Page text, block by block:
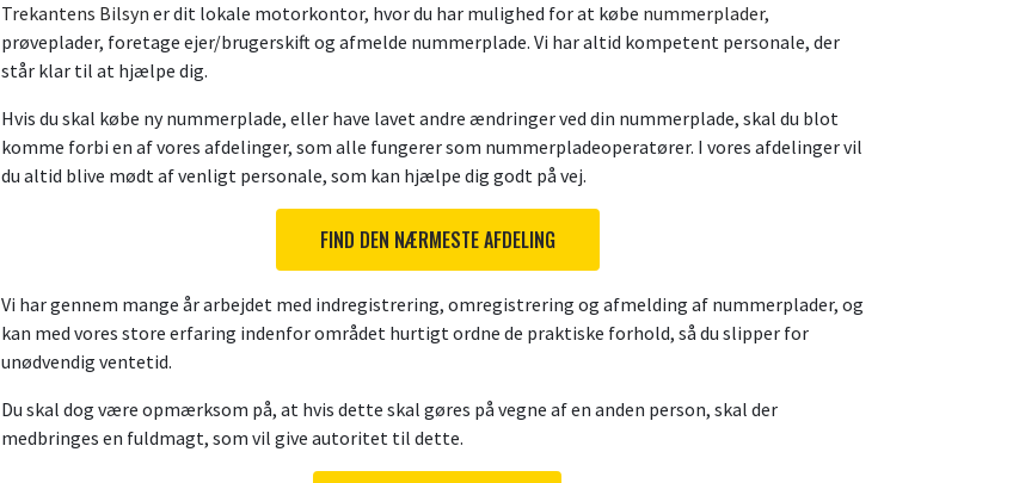
Trekantens Bilsyn er dit lokale motorkontor, hvor du har mulighed for at købe nummerplader,
prøveplader, foretage ejer/brugerskift og afmelde nummerplade. Vi har altid kompetent personale, der
står klar til at hjælpe dig.
Hvis du skal købe ny nummerplade, eller have lavet andre ændringer ved din nummerplade, skal du blot
komme forbi en af vores afdelinger, som alle fungerer som nummerpladeoperatører. I vores afdelinger vil
du altid blive mødt af venligt personale, som kan hjælpe dig godt på vej.
FIND DEN NÆRMESTE AFDELING
Vi har gennem mange år arbejdet med indregistrering, omregistrering og afmelding af nummerplader, og
kan med vores store erfaring indenfor området hurtigt ordne de praktiske forhold, så du slipper for
unødvendig ventetid.
Du skal dog være opmærksom på, at hvis dette skal gøres på vegne af en anden person, skal der
medbringes en fuldmagt, som vil give autoritet til dette.